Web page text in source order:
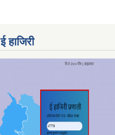
ई हाजिरी